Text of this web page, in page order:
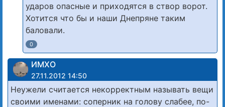
ударов опасные и приходятся в створ ворот.
Хотится что бы и наши Днепряне таким
баловали.
0
ИМХО
27.11.2012 14:50
Неужели считается некорректным называть вещи
своими именами: соперник на голову слабее, по-